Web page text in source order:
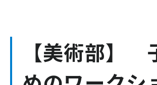
【美術部】